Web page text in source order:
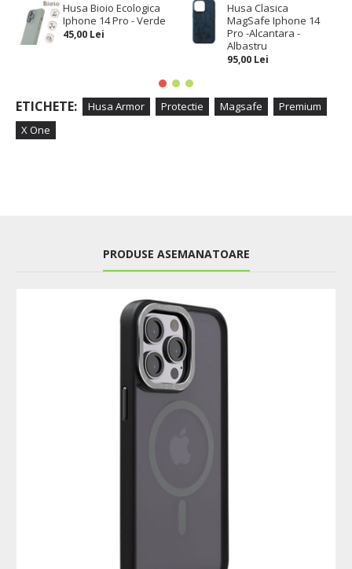
Husa Bioio Ecologica
Iphone 14 Pro - Verde
45,00 Lei
Husa Clasica
MagSafe Iphone 14
Pro -Alcantara -
Albastru
95,00 Lei
ETICHETE: Husa Armor Protectie Magsafe
Premium
X One
PRODUSE ASEMANATOARE